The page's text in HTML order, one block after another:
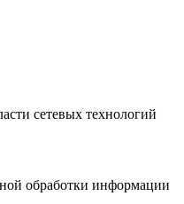
сетевых технологий
обработки информации